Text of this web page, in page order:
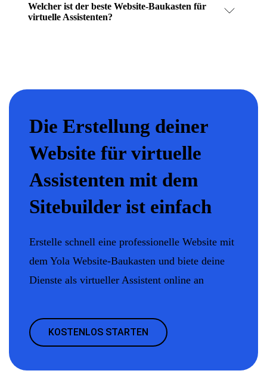
Welcher ist der beste Website-Baukasten für
virtuelle Assistenten?
Die Erstellung deiner
Website für virtuelle
Assistenten mit dem
Sitebuilder ist einfach
Erstelle schnell eine professionelle Website mit
dem Yola Website-Baukasten und biete deine
Dienste als virtueller Assistent online an
KOSTENLOS STARTEN